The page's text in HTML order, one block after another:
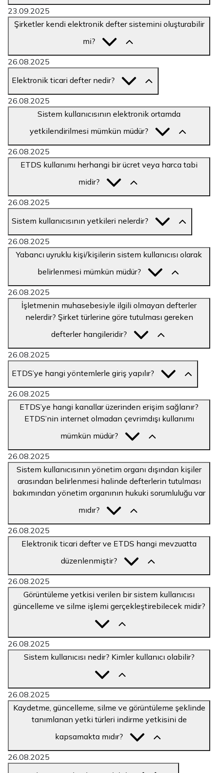
23.09.2025
Şirketler kendi elektronik defter sistemini oluşturabilir
mi?
26.08.2025
Elektronik ticari defter nedir?
26.08.2025
Sistem kullanıcısının elektronik ortamda
yetkilendirilmesi mümkün müdür?
26.08.2025
ETDS kullanımı herhangi bir ücret veya harca tabi
midir?
26.08.2025
Sistem kullanıcısının yetkileri nelerdir?
26.08.2025
Yabancı uyruklu kişi/kişilerin sistem kullanıcısı olarak
belirlenmesi mümkün müdür?
26.08.2025
İşletmenin muhasebesiyle ilgili olmayan defterler
nelerdir? Şirket türlerine göre tutulması gereken
defterler hangileridir?
26.08.2025
ETDS’ye hangi yöntemlerle giriş yapılır?
26.08.2025
ETDS’ye hangi kanallar üzerinden erişim sağlanır?
ETDS’nin internet olmadan çevrimdışı kullanımı
mümkün müdür?
26.08.2025
Sistem kullanıcısının yönetim organı dışından kişiler
arasından belirlenmesi halinde defterlerin tutulması
bakımından yönetim organının hukuki sorumluluğu var
mıdır?
26.08.2025
Elektronik ticari defter ve ETDS hangi mevzuatta
düzenlenmiştir?
26.08.2025
Görüntüleme yetkisi verilen bir sistem kullanıcısı
güncelleme ve silme işlemi gerçekleştirebilecek midir?
26.08.2025
Sistem kullanıcısı nedir? Kimler kullanıcı olabilir?
26.08.2025
Kaydetme, güncelleme, silme ve görüntüleme şeklinde
tanımlanan yetki türleri indirme yetkisini de
kapsamakta mıdır?
26.08.2025